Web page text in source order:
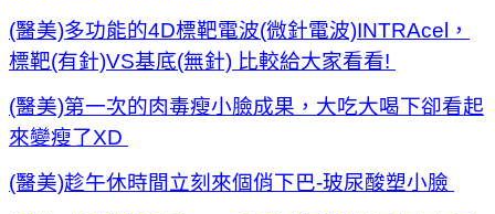
(醫美)多功能的4D標靶電波(微針電波)INTRAcel，
標靶(有針)VS基底(無針) 比較給大家看看!
(醫美)第一次的肉毒瘦小臉成果，大吃大喝下卻看起
來變瘦了XD
(醫美)趁午休時間立刻來個俏下巴-玻尿酸塑小臉